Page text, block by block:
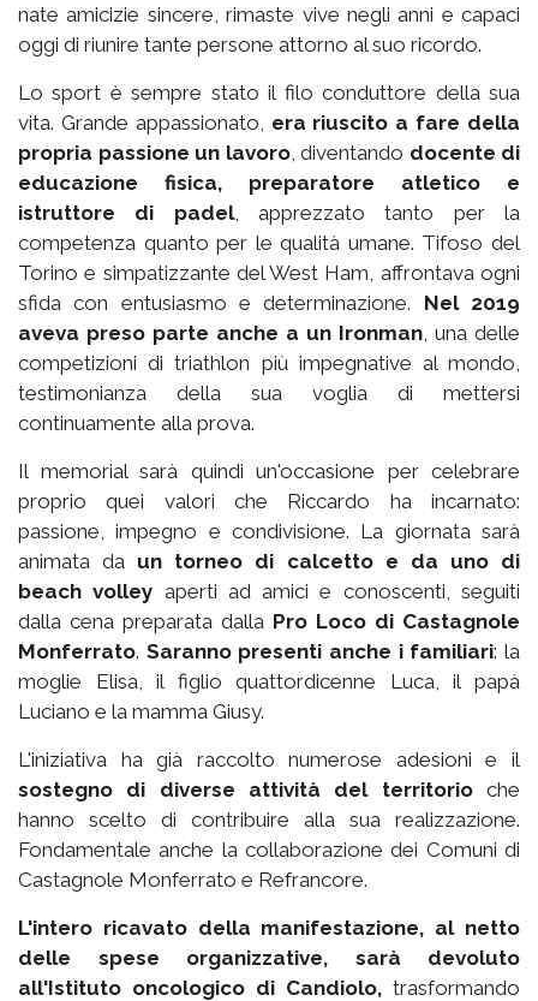
nate amicizie sincere, rimaste vive negli anni e capaci
oggi di riunire tante persone attorno al suo ricordo.
Lo sport è sempre stato il filo conduttore della sua
vita. Grande appassionato, era riuscito a fare della
propria passione un lavoro, diventando docente di
educazione fisica, preparatore atletico e
istruttore di padel, apprezzato tanto per la
competenza quanto per le qualità umane. Tifoso del
Torino e simpatizzante del West Ham, affrontava ogni
sfida con entusiasmo e determinazione. Nel 2019
aveva preso parte anche a un Ironman , una delle
competizioni di triathlon più impegnative al mondo,
testimonianza della sua voglia di mettersi
continuamente alla prova.
Il memorial sarà quindi un'occasione per celebrare
proprio quei valori che Riccardo ha incarnato:
passione, impegno e condivisione. La giornata sarà
animata da un torneo di calcetto e da uno di
beach volley aperti ad amici e conoscenti, seguiti
dalla cena preparata dalla Pro Loco di Castagnole
Monferrato. Saranno presenti anche i familiari: la
moglie Elisa, il figlio quattordicenne Luca, il papà
Luciano e la mamma Giusy.
L'iniziativa ha già raccolto numerose adesioni e il
sostegno di diverse attività del territorioche
hanno scelto di contribuire alla sua realizzazione.
Fondamentale anche la collaborazione dei Comuni di
Castagnole Monferrato e Refrancore.
L'intero ricavato della manifestazione, al netto
delle spese organizzative, sarà devoluto
all'Istituto oncologico di Candiolo, trasformando